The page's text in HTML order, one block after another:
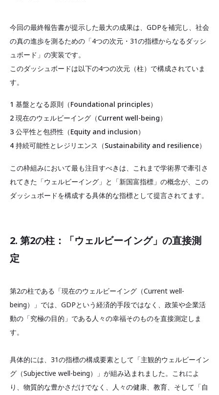
今回の最終報告書が提示した最大の成果は、GDPを補完し、社会
の真の進歩を測るための「4つの次元・31の指標からなるダッシ
ュボード」の実装です。
このダッシュボードは以下の4つの次元（柱）で構成されていま
す。
1 基盤となる原則（Foundational principles）
2 現在のウェルビーイング（Current well-being）
3 公平性と包摂性（Equity and inclusion）
4 持続可能性とレジリエンス（Sustainability and resilience）
この枠組みにおいて最も注目すべきは、これまで学術界で牽引さ
れてきた「ウェルビーイング」と「新国富指標」の概念が、この
ダッシュボードを構成する具体的な指標として提言されてます。
2. 第2の柱：「ウェルビーイング」の直接測
定
第2の柱である「現在のウェルビーイング（Current well-
being）」では、GDPという経済的手段ではなく、政策や企業活
動の「究極の目的」である人々の幸福そのものを直接測定しま
す。
具体的には、31の指標の構成要素として「主観的ウェルビーイン
グ（Subjective well-being）」が組み込まれました。これによ
り、物質的な豊かさだけでなく、人々の健康、教育、そして「自